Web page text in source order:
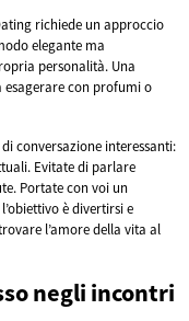
richiede un approccio
elegante ma
personalità. Una
esagerare con profumi o
conversazione interessanti:
Evitate di parlare
Portate con voi un
è divertirsi e
l’amore della vita al
negli incontri